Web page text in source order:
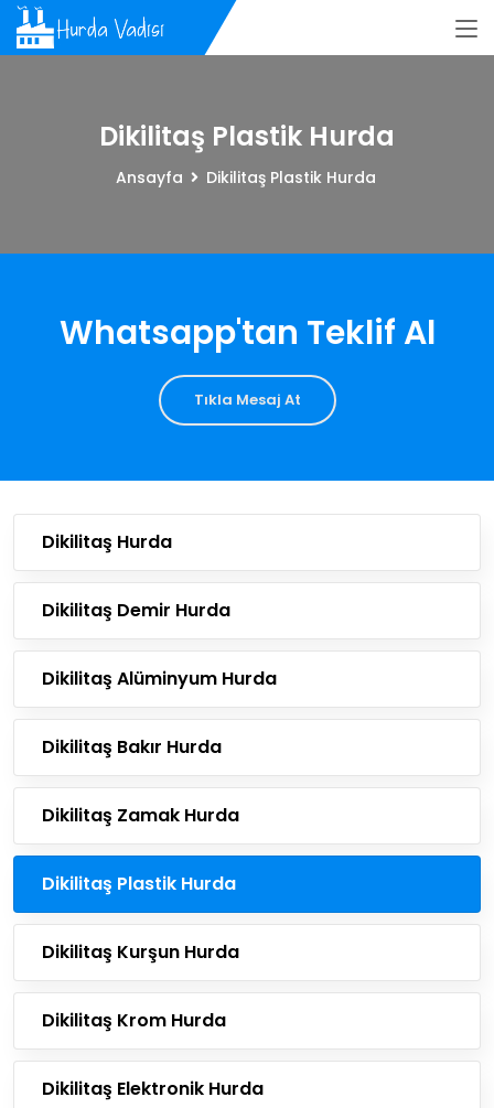
Dikilitaş Plastik Hurda
Ansayfa Dikilitaş Plastik Hurda
Whatsapp'tan Teklif Al
Tıkla Mesaj At
Dikilitaş Hurda
Dikilitaş Demir Hurda
Dikilitaş Alüminyum Hurda
Dikilitaş Bakır Hurda
Dikilitaş Zamak Hurda
Dikilitaş Plastik Hurda
Dikilitaş Kurşun Hurda
Dikilitaş Krom Hurda
Dikilitaş Elektronik Hurda